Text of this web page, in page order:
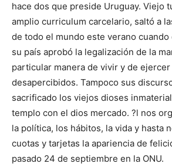
hace dos que preside Uruguay. Viejo
amplio curriculum carcelario, saltó a
de todo el mundo este verano cuando
su país aprobó la legalización de la
particular manera de vivir y de
desapercibidos. Tampoco sus
sacrificado los viejos dioses
templo con el dios mercado. ?l nos
la política, los hábitos, la vida y hasta
cuotas y tarjetas la apariencia de
pasado 24 de septiembre en la ONU.